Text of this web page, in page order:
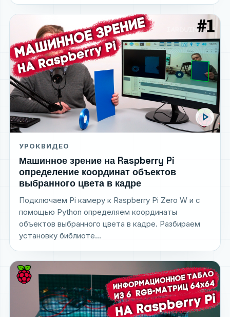
play_arrow
УРОКВИДЕО
Машинное зрение на Raspberry Pi
определение координат объектов
выбранного цвета в кадре
Подключаем Pi камеру к Raspberry Pi Zero W и с
помощью Python определяем координаты
объектов выбранного цвета в кадре. Разбираем
установку библиоте...